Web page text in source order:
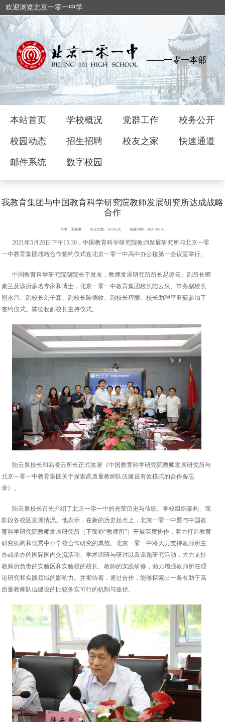
欢迎浏览北京一零一中学
——一零一本部
本站首页 学校概况 党群工作 校务公开
校园动态 招生招聘 校友之家 快速通道
邮件系统 数字校园
我教育集团与中国教育科学研究院教师发展研究所达成战略
合作
作者：王晓琳 点击次数：58586次 创建时间：2021-05-31
2021年5月26日下午15:30，中国教育科学研究院教师发展研究所与北京一零
一中教育集团战略合作签约仪式在北京一零一中高中办公楼第一会议室举行。
中国教育科学研究院副院长于发友，教师发展研究所所长易凌云、副所长卿
素兰及该所多名专家和博士，北京一零一中教育集团校长陆云泉、常务副校长
熊永昌、副校长刘子森、副校长陈德收、副校长程丽、校长助理平亚茹参加了
签约仪式。陈德收副校长主持仪式。
陆云泉校长和易凌云所长正式签署《中国教育科学研究院教师发展研究所与
北京一零一中教育集团关于探索高质量教师队伍建设有效模式的合作备忘
录》。
陆云泉校长首先介绍了北京一零一中的光荣历史与传统、学校组织架构、现
阶段各校区发展情况。他表示，在新的历史起点上，北京一零一中愿与中国教
育科学研究院教师发展研究所（下简称“教师所”）开展深度协作，着力打造教育
研究机构和优秀中小学校合作研究的典范。北京一零一中将大力支持教师所主
办或承办的国际国内交流活动、学术调研与研讨以及课题研究活动，大力支持
教师所负责的实验区和实验校的校长、教师的实践研修，助力增强教师所在理
论研究和实践领域的影响力。并期待着，通过合作，能够探索出一条有助于高
质量教师队伍建设的比较务实可行的机制与途径。